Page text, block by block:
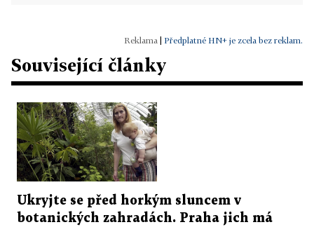
Předplatné HN+ je zcela bez reklam.
Související články
Ukryjte se před horkým sluncem v
botanických zahradách. Praha jich má